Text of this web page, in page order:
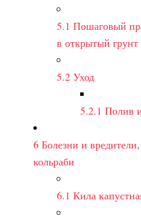
5.1 Пошаговый
в открытый грунт
5.2 Уход
5.2.1 Полив
6 Болезни и
кольраби
6.1 Кила